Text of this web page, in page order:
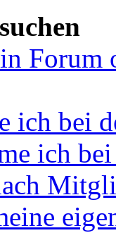
Forum
ich bei
ich